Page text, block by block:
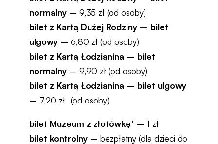
normalny – 9,35 zł (od osoby)
bilet z Kartą Dużej Rodziny – bilet
ulgowy – 6,80 zł (od osoby)
bilet z Kartą Łodzianina – bilet
normalny – 9,90 zł (od osoby)
bilet z Kartą Łodzianina – bilet ulgowy
– 7,20 zł (od osoby)
bilet Muzeum z złotówkę* – 1 zł
bilet kontrolny – bezpłatny (dla dzieci do